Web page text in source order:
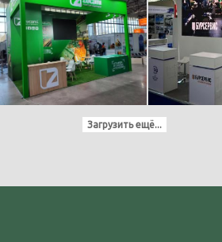
Загрузить ещё...